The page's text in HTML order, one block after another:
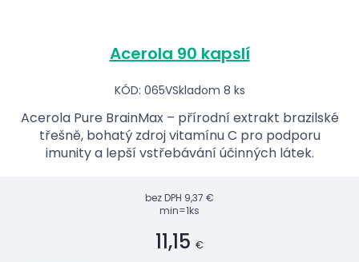
Acerola 90 kapslí
KÓD: 065VSkladom 8 ks
Acerola Pure BrainMax – přírodní extrakt brazilské
třešně, bohatý zdroj vitamínu C pro podporu
imunity a lepší vstřebávání účinných látek.
bez DPH 9,37 €
min=1ks
11,15 €